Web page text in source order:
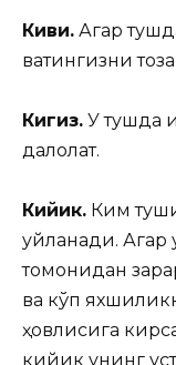
Киви. Агар
вақтингизни
Кигиз. У тушда
далолат.
Кийик. Ким
уйланади. Агар
томонидан
ва кўп
ҳовлисига
кийик унинг